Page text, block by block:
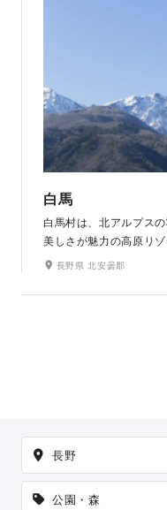
白馬
白馬村は、北アルプス
美しさが魅力の高原リ
は、静かな森や澄んだ
空とのコントラストは
長野県 北安曇郡
長野
公園・森